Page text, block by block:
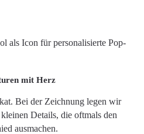
mit Herz
Bei der Zeichnung legen wir
Details, die oftmals den
ausmachen.